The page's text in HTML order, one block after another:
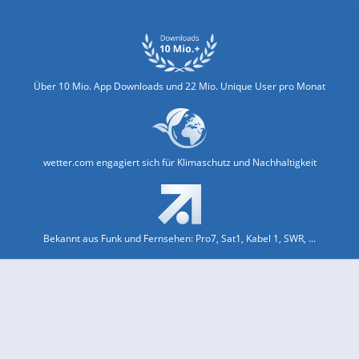
Über 10 Mio. App Downloads und 22 Mio. Unique User pro Monat
wetter.com engagiert sich für Klimaschutz und Nachhaltigkeit
Bekannt aus Funk und Fernsehen: Pro7, Sat1, Kabel 1, SWR, ...